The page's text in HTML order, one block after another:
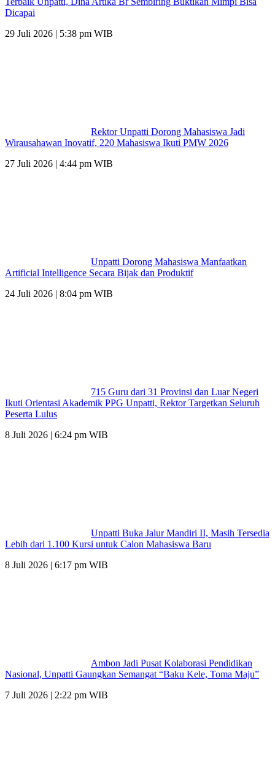
Dicapai
29 Juli 2026 | 5:38 pm WIB
Rektor Unpatti Dorong Mahasiswa Jadi
Wirausahawan Inovatif, 220 Mahasiswa Ikuti PMW 2026
27 Juli 2026 | 4:44 pm WIB
Unpatti Dorong Mahasiswa Manfaatkan
Artificial Intelligence Secara Bijak dan Produktif
24 Juli 2026 | 8:04 pm WIB
715 Guru dari 31 Provinsi dan Luar Negeri
Ikuti Orientasi Akademik PPG Unpatti, Rektor Targetkan Seluruh
Peserta Lulus
8 Juli 2026 | 6:24 pm WIB
Unpatti Buka Jalur Mandiri II, Masih Tersedia
Lebih dari 1.100 Kursi untuk Calon Mahasiswa Baru
8 Juli 2026 | 6:17 pm WIB
Ambon Jadi Pusat Kolaborasi Pendidikan
Nasional, Unpatti Gaungkan Semangat “Baku Kele, Toma Maju”
7 Juli 2026 | 2:22 pm WIB